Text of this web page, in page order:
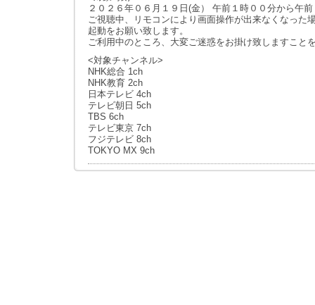
２０２６年０６月１９日(金） 午前１時００分から午
ご視聴中、リモコンにより画面操作が出来なくなった
起動をお願い致します。
ご利用中のところ、大変ご迷惑をお掛け致しますこと
<対象チャンネル>
NHK総合 1ch
NHK教育 2ch
日本テレビ 4ch
テレビ朝日 5ch
TBS 6ch
テレビ東京 7ch
フジテレビ 8ch
TOKYO MX 9ch